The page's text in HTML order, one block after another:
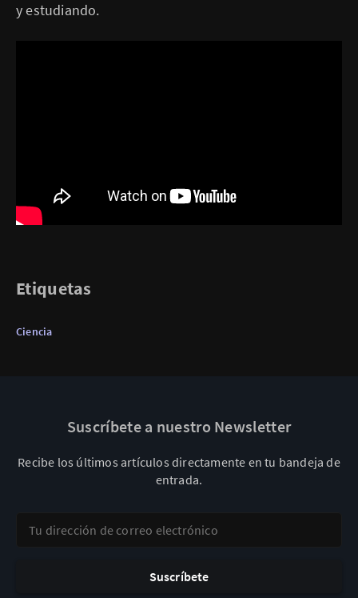
y estudiando.
Etiquetas
Ciencia
Suscríbete a nuestro Newsletter
Recibe los últimos artículos directamente en tu bandeja de
entrada.
Suscríbete